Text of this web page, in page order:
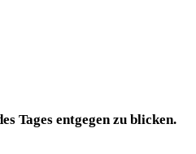
Tages entgegen zu blicken.